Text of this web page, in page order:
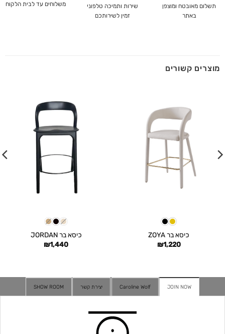
תשלום מאובטח ומוצפן
באתר
שירות ותמיכה טלפוני
זמין לשירותכם
משלוחים עד לבית הלקוח
מוצרים קשורים
כיסא בר ZOYA
₪1,220
כיסא בר JORDAN
₪1,440
JOIN NOW
Caroline Wolf יצירת קשר SHOW ROOM